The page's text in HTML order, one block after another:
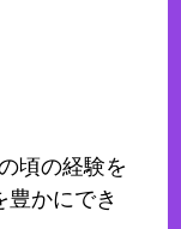
頃の経験を
かにでき